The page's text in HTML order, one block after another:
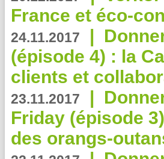
France et éco-
24.11.2017 |
(épisode 4) : la
clients et
23.11.2017 |
Friday (épisode
des orangs-